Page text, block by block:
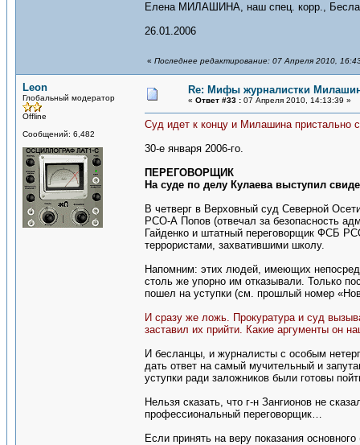
Елена МИЛАШИНА, наш спец. корр.,
26.01.2006
« Последнее редактирование: 07 Апреля 2010,
Leon
Глобальный модератор
Offline
Сообщений: 6,482
Re: Мифы журналистки
« Ответ #33 : 07 Апреля 2010, 14:13:39 »
Суд идет к концу и Милашина пристально
30-е января 2006-го.
ПЕРЕГОВОРЩИК
На суде по делу Кулаева выступил
В четверг в Верховный суд Северной
РСО-А Попов (отвечал за безопасность
Гайденко и штатный переговорщик ФСБ
террористами, захватившими школу.
Напомним: этих людей, имеющих
столь же упорно им отказывали. Только
пошел на уступки (см. прошлый номер
И сразу же ложь. Прокуратура и суд
заставил их прийти. Какие аргументы он
И бесланцы, и журналисты с особым
дать ответ на самый мучительный и
уступки ради заложников были готовы
Нельзя сказать, что г-н Зангионов не
профессиональный переговорщик…
Если принять на веру показания